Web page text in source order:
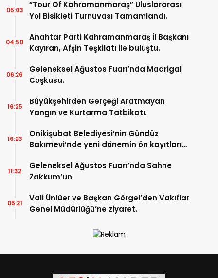
“Tour Of Kahramanmaraş” Uluslararası
Yol Bisikleti Turnuvası Tamamlandı.
05:03
Anahtar Parti Kahramanmaraş İl Başkanı
Kayıran, Afşin Teşkilatı ile buluştu.
04:50
Geleneksel Ağustos Fuarı’nda Madrigal
Coşkusu.
06:26
Büyükşehirden Gerçeği Aratmayan
Yangın ve Kurtarma Tatbikatı.
16:25
Onikişubat Belediyesi’nin Gündüz
Bakımevi’nde yeni dönemin ön kayıtları
16:23
Geleneksel Ağustos Fuarı’nda Sahne
Zakkum’un.
11:32
Vali Ünlüer ve Başkan Görgel’den Vakıflar
Genel Müdürlüğü’ne ziyaret.
05:21